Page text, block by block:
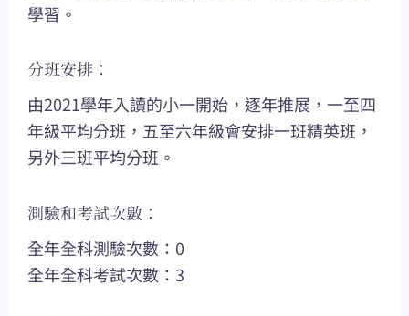
學習。
分班安排：
由2021學年入讀的小一開始，逐年推展，一至四
年級平均分班，五至六年級會安排一班精英班，
另外三班平均分班。
測驗和考試次數：
全年全科測驗次數：0
全年全科考試次數：3